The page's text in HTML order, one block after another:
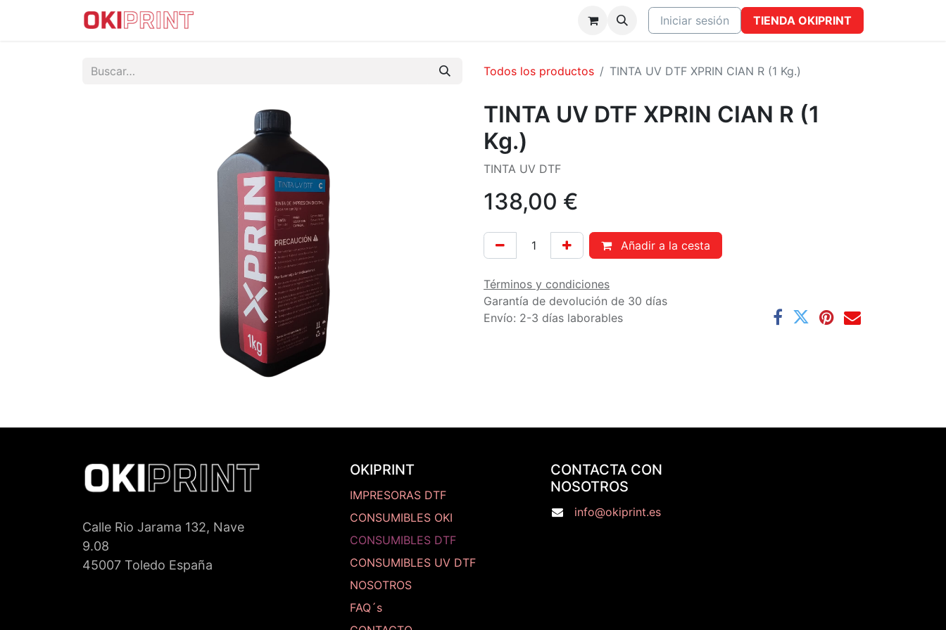
FAQs CONTACTOIniciar sesión TIENDA OKIPRINT
Todos los productos TINTA UV DTF XPRIN CIAN R (1 Kg.)
TINTA UV DTF XPRIN CIAN R (1
Kg.)
TINTA UV DTF
138,00 €
Añadir a la cesta
Términos y condiciones
Garantía de devolución de 30 días
Envío: 2-3 días laborables
Calle Rio Jarama 132, Nave
9.08
45007 Toledo España
OKIPRINT
IMPRESORAS DTF
CONSUMIBLES OKI
CONSUMIBLES DTF
CONSUMIBLES UV DTF
NOSOTROS
FAQ´s
CONTACTA CON
NOSOTROS
info@okiprint.es